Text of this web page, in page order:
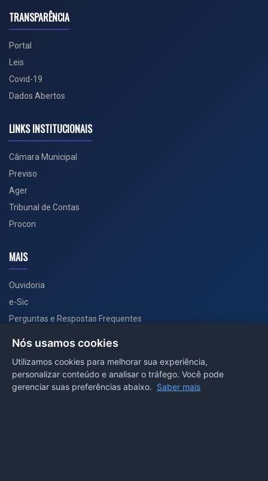
TRANSPARÊNCIA
Portal
Leis
Covid-19
Dados Abertos
LINKS INSTITUCIONAIS
Câmara Municipal
Previso
Ager
Tribunal de Contas
Procon
MAIS
Ouvidoria
e-Sic
Perguntas e Respostas Frequentes
PORTAL COVID-19
Nós usamos cookies
Utilizamos cookies para melhorar sua experiência,
personalizar conteúdo e analisar o tráfego. Você pode
gerenciar suas preferências abaixo. Saber mais